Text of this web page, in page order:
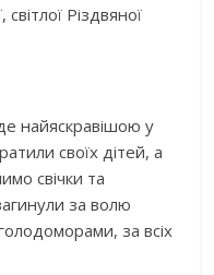
Різдвяної
найяскравішою у
своїх дітей, а
свічки та
за волю
за всіх